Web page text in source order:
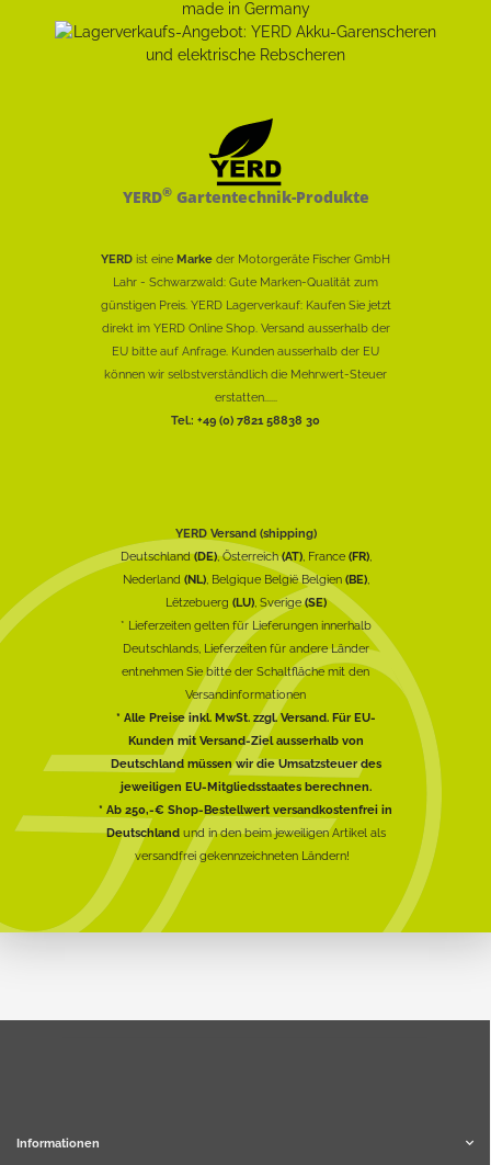
YERD®Gartentechnik-Produkte
YERD ist eine Marke der Motorgeräte Fischer GmbH
Lahr - Schwarzwald: Gute Marken-Qualität zum
günstigen Preis. YERD Lagerverkauf: Kaufen Sie jetzt
direkt im YERD Online Shop. Versand ausserhalb der
EU bitte auf Anfrage. Kunden ausserhalb der EU
können wir selbstverständlich die Mehrwert-Steuer
erstatten......
Tel.: +49 (0) 7821 58838 30
YERD Versand (shipping)
Deutschland(DE), Österreich(AT), France (FR),
Nederland (NL), Belgique België Belgien (BE),
Lëtzebuerg (LU), Sverige(SE)
* Lieferzeiten gelten für Lieferungen innerhalb
Deutschlands, Lieferzeiten für andere Länder
entnehmen Sie bitte der Schaltfläche mit den
Versandinformationen
* Alle Preise inkl. MwSt. zzgl. Versand. Für EU-
Kunden mit Versand-Ziel ausserhalb von
Deutschland müssen wir die Umsatzsteuer des
jeweiligen EU-Mitgliedsstaates berechnen.
* Ab 250,-€ Shop-Bestellwert versandkostenfrei in
Deutschlandund in den beim jeweiligen Artikel als
versandfrei gekennzeichneten Ländern!
Informationen